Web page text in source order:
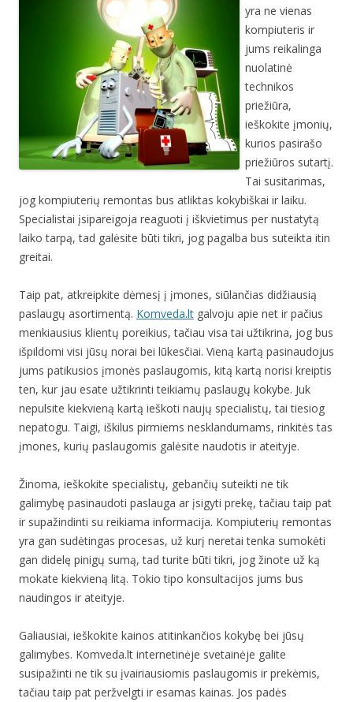
yra ne vienas
kompiuteris ir
jums reikalinga
nuolatinė
technikos
priežiūra,
ieškokite įmonių,
kurios pasirašo
priežiūros sutartį.
Tai susitarimas,
jog kompiuterių remontas bus atliktas kokybiškai ir laiku.
Specialistai įsipareigoja reaguoti į iškvietimus per nustatytą
laiko tarpą, tad galėsite būti tikri, jog pagalba bus suteikta itin
greitai.
Taip pat, atkreipkite dėmesį į įmones, siūlančias didžiausią
paslaugų asortimentą. Komveda.lt galvoju apie net ir pačius
menkiausius klientų poreikius, tačiau visa tai užtikrina, jog bus
išpildomi visi jūsų norai bei lūkesčiai. Vieną kartą pasinaudojus
jums patikusios įmonės paslaugomis, kitą kartą norisi kreiptis
ten, kur jau esate užtikrinti teikiamų paslaugų kokybe. Juk
nepulsite kiekvieną kartą ieškoti naujų specialistų, tai tiesiog
nepatogu. Taigi, iškilus pirmiems nesklandumams, rinkitės tas
įmones, kurių paslaugomis galėsite naudotis ir ateityje.
Žinoma, ieškokite specialistų, gebančių suteikti ne tik
galimybę pasinaudoti paslauga ar įsigyti prekę, tačiau taip pat
ir supažindinti su reikiama informacija. Kompiuterių remontas
yra gan sudėtingas procesas, už kurį neretai tenka sumokėti
gan didelę pinigų sumą, tad turite būti tikri, jog žinote už ką
mokate kiekvieną litą. Tokio tipo konsultacijos jums bus
naudingos ir ateityje.
Galiausiai, ieškokite kainos atitinkančios kokybę bei jūsų
galimybes. Komveda.lt internetinėje svetainėje galite
susipažinti ne tik su įvairiausiomis paslaugomis ir prekėmis,
tačiau taip pat peržvelgti ir esamas kainas. Jos padės